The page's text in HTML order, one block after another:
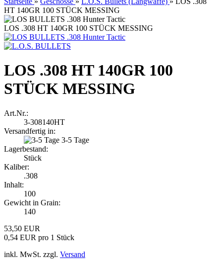
HT 140GR 100 STÜCK MESSING
LOS .308 HT 140GR 100 STÜCK MESSING
LOS .308 HT 140GR 100
STÜCK MESSING
Art.Nr.:
3-308140HT
Versandfertig in:
3-5 Tage
Lagerbestand:
Stück
Kaliber:
.308
Inhalt:
100
Gewicht in Grain:
140
53,50 EUR
0,54 EUR pro 1 Stück
inkl. MwSt. zzgl. Versand